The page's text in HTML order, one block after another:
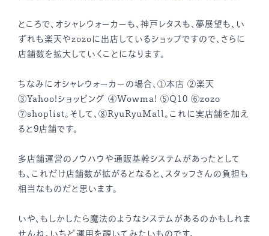
ところで、オシャレウォーカーも、神戸レタスも、夢展望も、い
ずれも楽天やzozoに出店しているショップですので、さらに
店舗数を拡大していくことになります。
ちなみにオシャレウォーカーの場合、①本店 ②楽天
③Yahoo!ショッピング ④Wowma! ⑤Q10 ⑥zozo
⑦shoplist。そして、⑧RyuRyuMall。これに実店舗を加え
ると9店舗です。
多店舗運営のノウハウや通販基幹システムがあったとして
も、これだけ店舗数が拡がるとなると、スタッフさんの負担も
相当なものだと思います。
いや、もしかしたら魔法のようなシステムがあるのかもしれま
せんね。いちど運用を覗いてみたいものです。